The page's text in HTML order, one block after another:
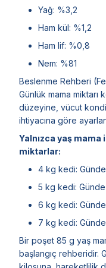
Yağ: %3,2
Ham kül: %1,2
Ham lif: %0,8
Nem: %81
Beslenme Rehberi
Günlük mama miktarı
düzeyine, vücut
ihtiyacına göre
Yalnızca yaş
miktarlar:
4 kg kedi:
5 kg kedi:
6 kg kedi:
7 kg kedi:
Bir poşet 85 g yaş
başlangıç rehberidir.